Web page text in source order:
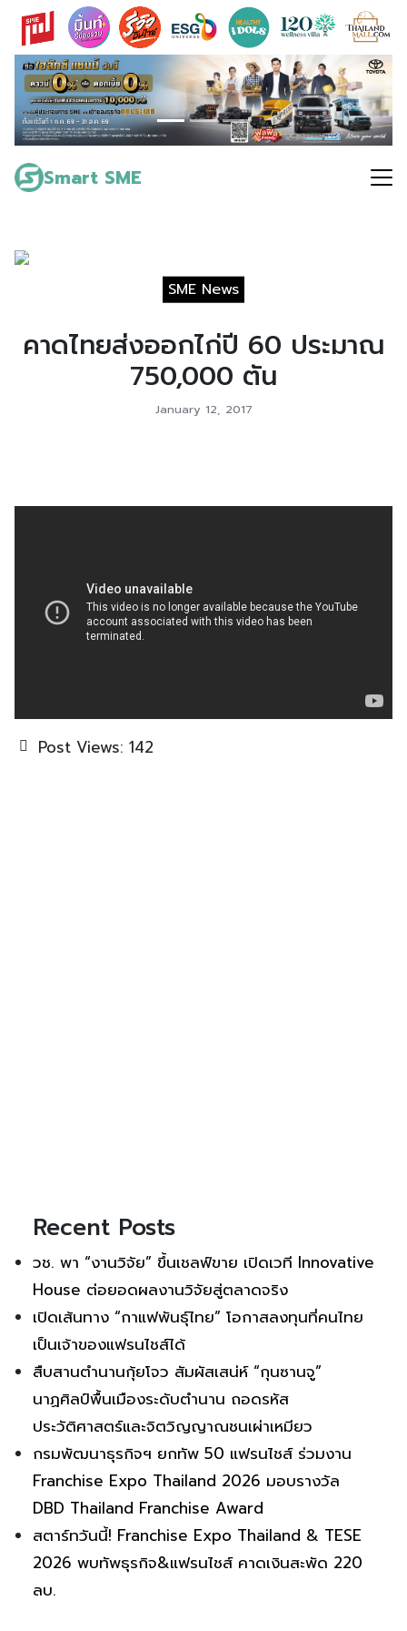
Skip
content
Smart SME
Search
for:
SME News
คาดไทยส่งออกไก่ปี 60 ประมาณ
750,000 ตัน
January 12, 2017
Post Views: 142
Recent Posts
วช. พา “งานวิจัย” ขึ้นเชลฟ์ขาย เปิดเวที Innovative
House ต่อยอดผลงานวิจัยสู่ตลาดจริง
เปิดเส้นทาง “กาแฟพันธุ์ไทย” โอกาสลงทุนที่คนไทย
เป็นเจ้าของแฟรนไชส์ได้
สืบสานตำนานกุ้ยโจว สัมผัสเสน่ห์ “กุนซานจู”
นาฏศิลป์พื้นเมืองระดับตำนาน ถอดรหัส
ประวัติศาสตร์และจิตวิญญาณชนเผ่าเหมียว
กรมพัฒนาธุรกิจฯ ยกทัพ 50 แฟรนไชส์ ร่วมงาน
Franchise Expo Thailand 2026 มอบรางวัล
DBD Thailand Franchise Award
สตาร์ทวันนี้! Franchise Expo Thailand & TESE
2026 พบทัพธุรกิจ&แฟรนไชส์ คาดเงินสะพัด 220
ลบ.